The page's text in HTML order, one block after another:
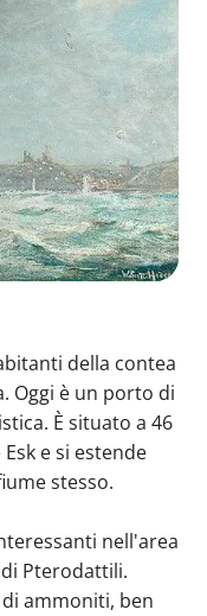
della contea
Oggi è un porto di
È situato a 46
e si estende
stesso.
nell'area
Pterodattili.
ammoniti, ben